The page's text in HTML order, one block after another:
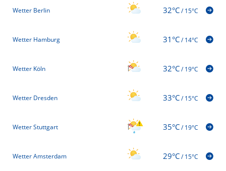
Wetter Berlin 32°C/15°C
Wetter Hamburg 31°C/14°C
Wetter Köln 32°C/19°C
Wetter Dresden 33°C/15°C
Wetter Stuttgart 35°C/19°C
Wetter Amsterdam 29°C/15°C